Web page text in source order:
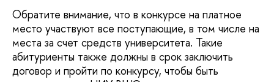
Обратите внимание, что в конкурсе на платное
место участвуют все поступающие, в том числе на
места за счет средств университета. Такие
абитуриенты также должны в срок заключить
договор и пройти по конкурсу, чтобы быть